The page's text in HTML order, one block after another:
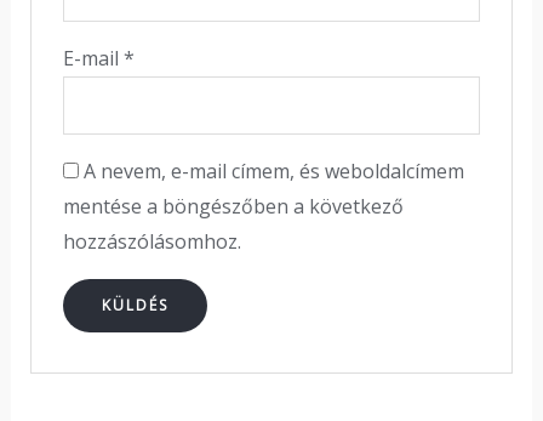
E-mail*
A nevem, e-mail címem, és weboldalcímem
mentése a böngészőben a következő
hozzászólásomhoz.